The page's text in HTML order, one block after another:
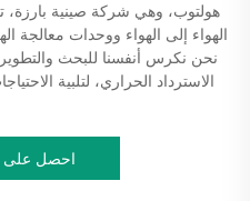
هولتوب، وهي شركة صينية
نحن نكرس أنفسنا للبحث
الاسترداد الحراري، لتلبية
احصل